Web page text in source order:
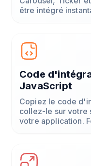
être intégré
Code
JavaScript
Copiez le code
collez-le sur votre
votre application.